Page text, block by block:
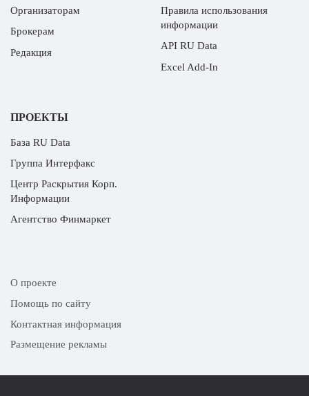
Организаторам
Брокерам
Редакция
Правила использования
информации
API RU Data
Excel Add-In
ПРОЕКТЫ
База RU Data
Группа Интерфакс
Центр Раскрытия Корп.
Информации
Агентство Финмаркет
О проекте
Помощь по сайту
Контактная информация
Размещение рекламы